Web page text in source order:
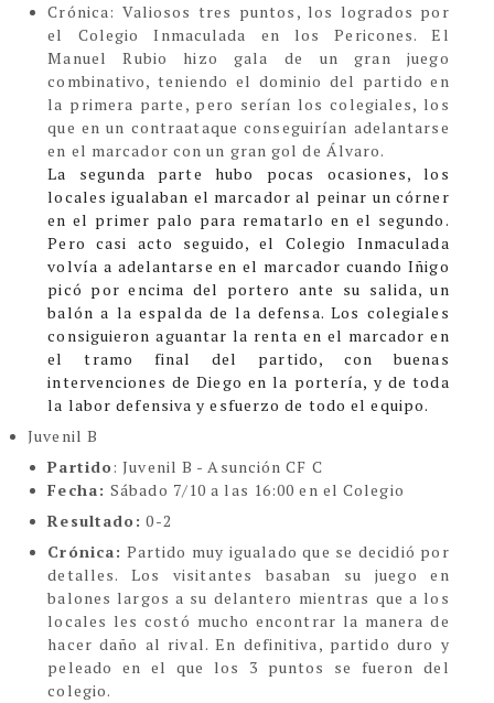
Crónica: Valiosos tres puntos, los logrados por
el Colegio Inmaculada en los Pericones. El
Manuel Rubio hizo gala de un gran juego
combinativo, teniendo el dominio del partido en
la primera parte, pero serían los colegiales, los
que en un contraataque conseguirían adelantarse
en el marcador con un gran gol de Álvaro.
La segunda parte hubo pocas ocasiones, los
locales igualaban el marcador al peinar un córner
en el primer palo para rematarlo en el segundo.
Pero casi acto seguido, el Colegio Inmaculada
volvía a adelantarse en el marcador cuando Iñigo
picó por encima del portero ante su salida, un
balón a la espalda de la defensa. Los colegiales
consiguieron aguantar la renta en el marcador en
el tramo final del partido, con buenas
intervenciones de Diego en la portería, y de toda
la labor defensiva y esfuerzo de todo el equipo.
Juvenil B
Partido: Juvenil B - Asunción CF C
Fecha:Sábado 7/10 a las 16:00 en el Colegio
Resultado: 0-2
Crónica: Partido muy igualado que se decidió por
detalles. Los visitantes basaban su juego en
balones largos a su delantero mientras que a los
locales les costó mucho encontrar la manera de
hacer daño al rival. En definitiva, partido duro y
peleado en el que los 3 puntos se fueron del
colegio.